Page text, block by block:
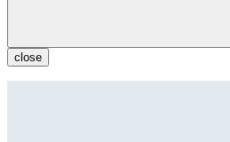
close